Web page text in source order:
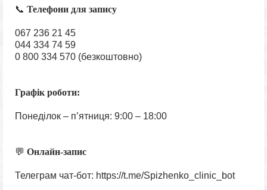
📞 Телефони для запису
067 236 21 45
044 334 74 59
0 800 334 570 (безкоштовно)
Графік роботи:
Понеділок – п’ятниця: 9:00 – 18:00
💬 Онлайн-запис
Телеграм чат-бот: https://t.me/Spizhenko_clinic_bot